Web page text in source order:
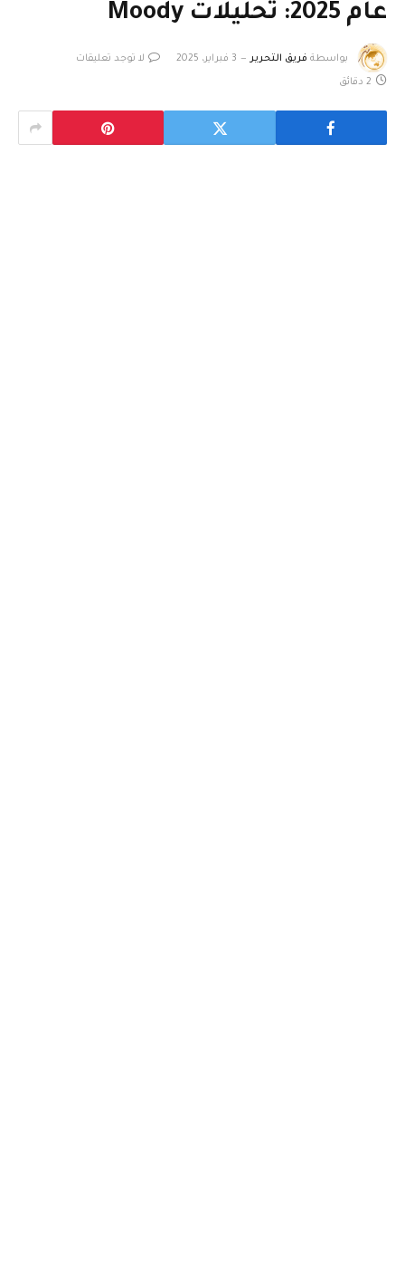
عام 2025: تحليلات Moody
بواسطة فريق التحرير 3 فبراير، 2025 لا توجد تعليقات
2 دقائق